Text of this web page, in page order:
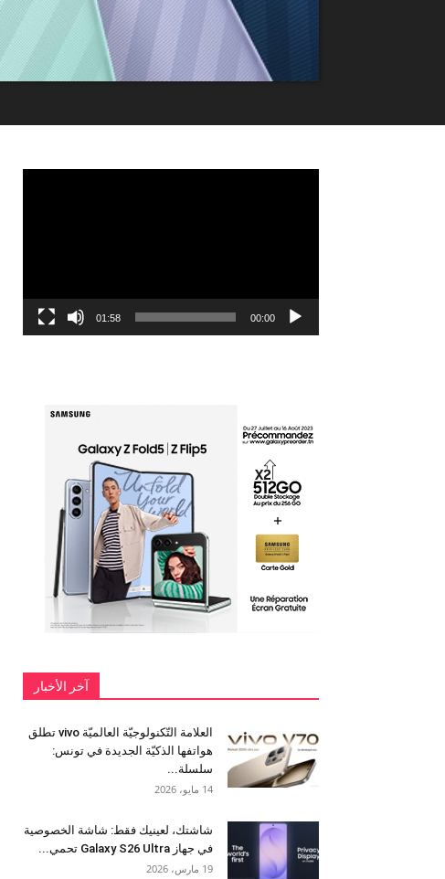
00:00
01:58
آخر الأخبار
العلامة التّكنولوجيّة العالميّة vivo تطلق
هواتفها الذكيّة الجديدة في تونس:
سلسلة...
14 مايو، 2026
شاشتك، لعينيك فقط: شاشة الخصوصية
في جهاز Galaxy S26 Ultra تحمي...
19 مارس، 2026